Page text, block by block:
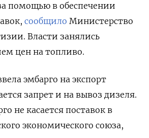
помощью в обеспечении
сообщило Министерство
Власти занялись
цен на топливо.
эмбарго на экспорт
запрет и на вывоз дизеля.
не касается поставок в
экономического союза,